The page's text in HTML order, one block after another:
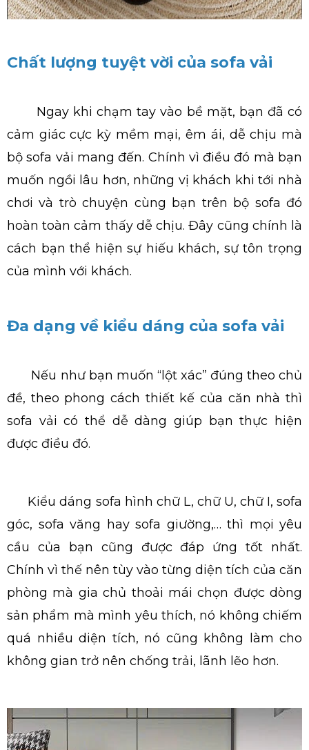
Chất lượng tuyệt vời của sofa vải
Ngay khi chạm tay vào bề mặt, bạn đã có
cảm giác cực kỳ mềm mại, êm ái, dễ chịu mà
bộ sofa vải mang đến. Chính vì điều đó mà bạn
muốn ngồi lâu hơn, những vị khách khi tới nhà
chơi và trò chuyện cùng bạn trên bộ sofa đó
hoàn toàn cảm thấy dễ chịu. Đây cũng chính là
cách bạn thể hiện sự hiếu khách, sự tôn trọng
của mình với khách.
Đa dạng về kiểu dáng của sofa vải
Nếu như bạn muốn “lột xác” đúng theo chủ
đề, theo phong cách thiết kế của căn nhà thì
sofa vải có thể dễ dàng giúp bạn thực hiện
được điều đó.
Kiểu dáng sofa hình chữ L, chữ U, chữ I, sofa
góc, sofa văng hay sofa giường,… thì mọi yêu
cầu của bạn cũng được đáp ứng tốt nhất.
Chính vì thế nên tùy vào từng diện tích của căn
phòng mà gia chủ thoải mái chọn được dòng
sản phẩm mà mình yêu thích, nó không chiếm
quá nhiều diện tích, nó cũng không làm cho
không gian trở nên chống trải, lãnh lẽo hơn.